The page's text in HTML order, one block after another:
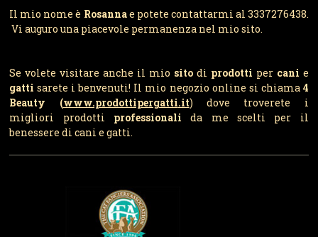
Il mio nome è Rosannae potete contattarmi al 3337276438.
Vi auguro una piacevole permanenza nel mio sito.
Se volete visitare anche il mio sitodi prodotti per cani e
gatti sarete i benvenuti! Il mio negozio online si chiama 4
Beauty (www.prodottipergatti.it) dove troverete i
migliori prodotti professionali da me scelti per il
benessere di cani e gatti.